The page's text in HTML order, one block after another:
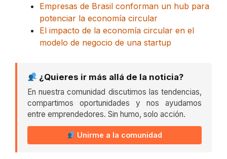
Empresas de Brasil conforman un hub para
potenciar la economía circular
El impacto de la economía circular en el
modelo de negocio de una startup
¿Quieres ir más allá de la noticia?
En nuestra comunidad discutimos las tendencias,
compartimos oportunidades y nos ayudamos
entre emprendedores. Sin humo, solo acción.
Unirme a la comunidad